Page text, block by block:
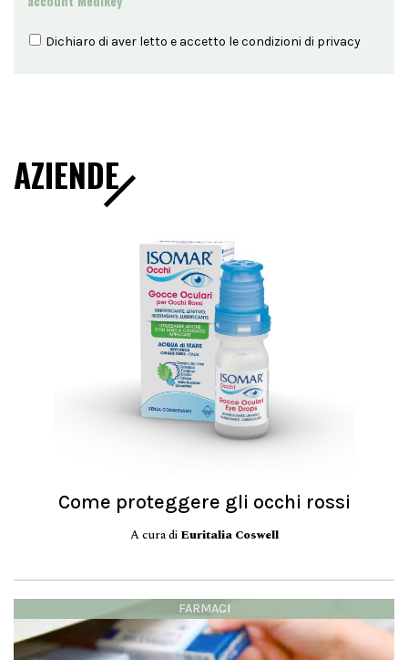
Dichiaro di aver letto e accetto le condizioni di privacy
AZIENDE
Come proteggere gli occhi rossi
A cura di Euritalia Coswell
FARMACI